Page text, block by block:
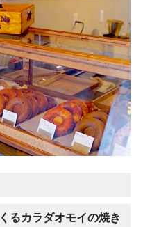
るカラダオモイの焼き